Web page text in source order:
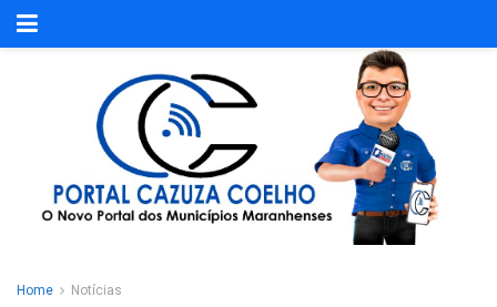
Home Notícias